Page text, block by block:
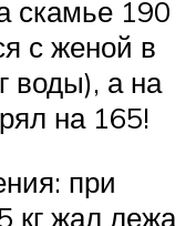
скамье 190
с женой в
воды), а на
на 165!
при
кг жал лежа